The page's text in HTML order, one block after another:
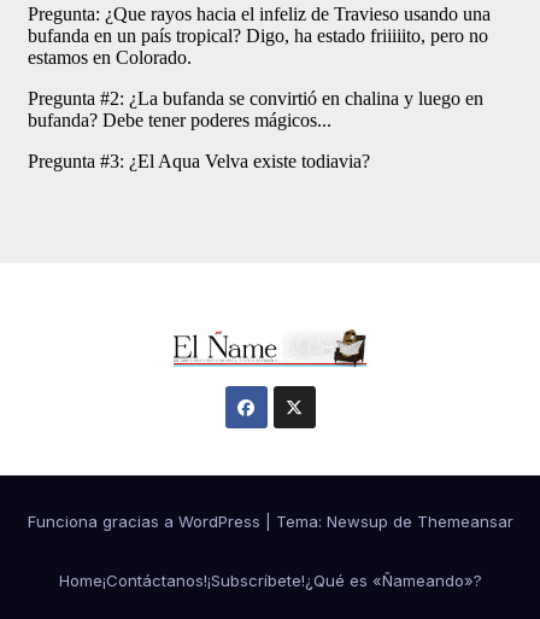
Funciona gracias a WordPress Tema: Newsup de Themeansar
Home¡Contáctanos!¡Subscríbete!¿Qué es «Ñameando»?